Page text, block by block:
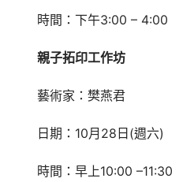
時間：下午3:00 – 4:00
親子拓印工作坊
藝術家：樊燕君
日期：10月28日(週六)
時間：早上10:00 –11:30